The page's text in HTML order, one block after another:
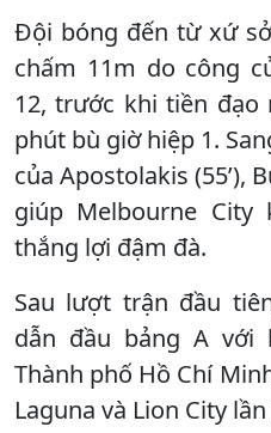
Đội bóng đến từ xứ
chấm 11m do công
12, trước khi tiền
phút bù giờ hiệp 1.
của Apostolakis (55’),
giúp Melbourne
thắng lợi đậm đà.
Sau lượt trận đầu
dẫn đầu bảng A với
Thành phố Hồ Chí
Laguna và Lion City